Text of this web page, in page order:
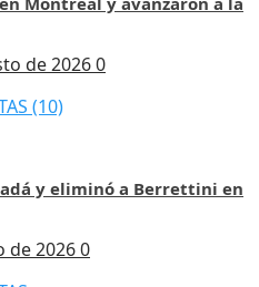
de 20260
y eliminó a Berrettini en
de 20260